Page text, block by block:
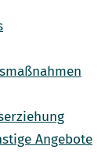
Angebote